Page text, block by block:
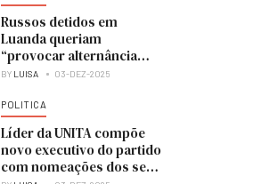
Russos detidos em
Luanda queriam
“provocar alternância
política” e colocar UNITA
BY LUISA 03-DEZ-2025
POLITICA
Líder da UNITA compõe
novo executivo do partido
com nomeações dos seus